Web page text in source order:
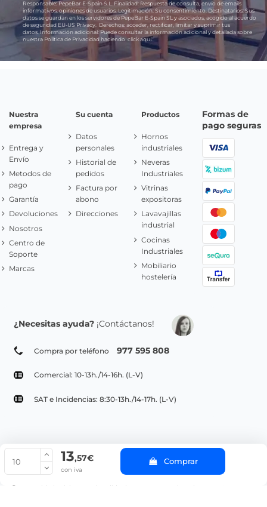
13,57€
con iva
Comprar
La cantidad mínima en el pedido de compra para el producto es 10.
Responsable:PepeBar E-Spain S.L. Finalidad: Respuesta de consulta, envío de emails
informativos, opiniones de usuarios. Legitimación: Su consentimiento. Destinatarios:Sus
datos se guardan en los servidores de PepeBar E-Spain SL y asociados, acogido al acuerdo
de seguridad EU-US Privacy.
Derechos: acceder, rectificar, limitar y suprimir tus
datos.Información adicional:Puede consultar la información adicional y detallada sobre
nuestra Política de Privacidad haciendoclick aquí.
Nuestra
empresa
Entrega y
Envío
Metodos de
pago
Garantía
Devoluciones
Nosotros
Centro de
Soporte
Marcas
Su cuenta
Datos
personales
Historial de
pedidos
Factura por
abono
Direcciones
Productos
Hornos
industriales
Neveras
Industriales
Vitrinas
expositoras
Lavavajillas
industrial
Cocinas
Industriales
Mobiliario
hostelería
Formas de
pago seguras
¿Necesitas ayuda? ¡Contáctanos!
Compra por teléfono 977 595 808
Comercial: 10-13h./14-16h. (L-V)
SAT e Incidencias: 8:30-13h./14-17h. (L-V)
© Copyright 2022 PepeBar.com |
Aviso legal y
Condiciones generales de compra |
Blog